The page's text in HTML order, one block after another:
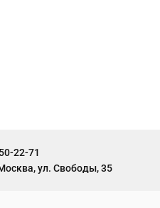
22-71
ул. Свободы, 35